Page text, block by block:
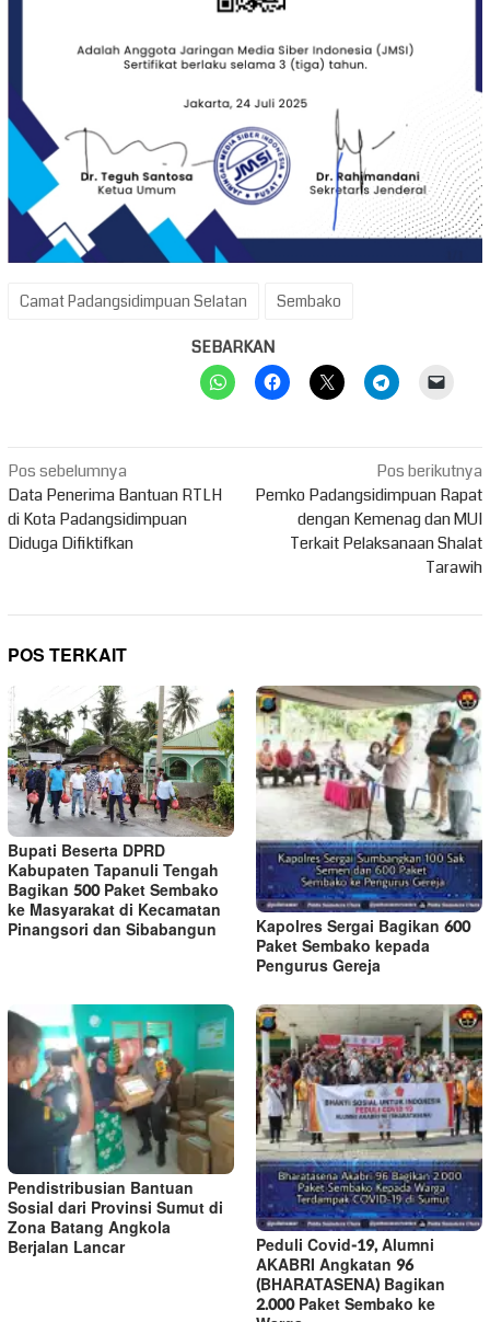
Camat Padangsidimpuan Selatan Sembako
SEBARKAN
Navigasi
pos
Pos sebelumnya
Data Penerima Bantuan RTLH
di Kota Padangsidimpuan
Diduga Difiktifkan
Pos berikutnya
Pemko Padangsidimpuan Rapat
dengan Kemenag dan MUI
Terkait Pelaksanaan Shalat
Tarawih
POS TERKAIT
Bupati Beserta DPRD
Kabupaten Tapanuli Tengah
Bagikan 500 Paket Sembako
ke Masyarakat di Kecamatan
Pinangsori dan Sibabangun Kapolres Sergai Bagikan 600
Paket Sembako kepada
Pengurus Gereja
Pendistribusian Bantuan
Sosial dari Provinsi Sumut di
Zona Batang Angkola
Berjalan Lancar Peduli Covid-19, Alumni
AKABRI Angkatan 96
(BHARATASENA) Bagikan
2.000 Paket Sembako ke